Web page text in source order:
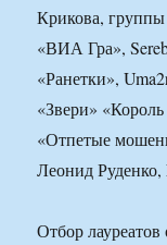
Крикова,
«ВИА Гра»,
«Ранетки»,
«Звери»
«Отпетые
Леонид Руденко,
Отбор лауреатов